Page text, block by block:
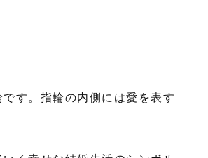
す。指輪の内側には愛を表す